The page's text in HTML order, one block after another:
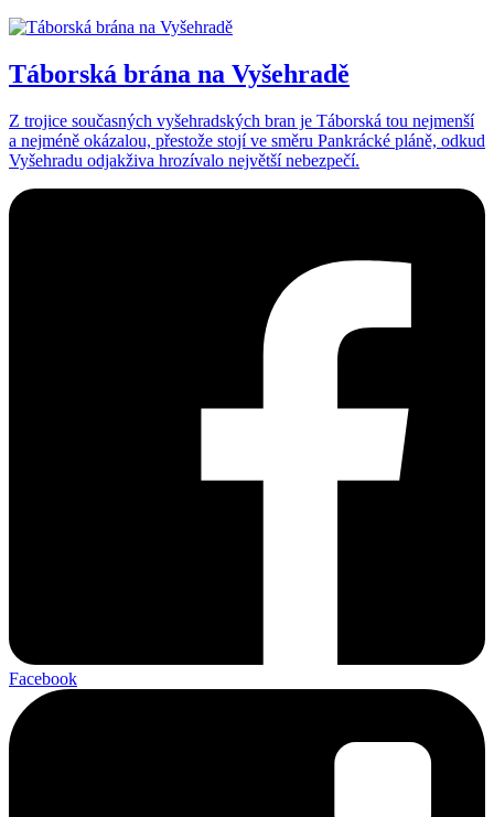
Táborská brána na Vyšehradě
Z trojice současných vyšehradských bran je Táborská tou nejmenší
a nejméně okázalou, přestože stojí ve směru Pankrácké pláně, odkud
Vyšehradu odjakživa hrozívalo největší nebezpečí.
Facebook